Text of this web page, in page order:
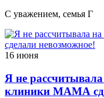
С уважением, семья Г
16 июня
Я не
клиники МАМА